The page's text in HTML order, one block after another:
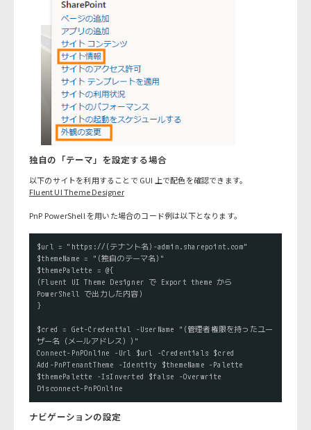
独自の「テーマ」を設定する場合
以下のサイトを利用することで GUI 上で配色を確認できます。
Fluent UI Theme Designer
PnP PowerShell を用いた場合のコード例は以下となります。
$url = "https://(テナント名)-admin.sharepoint.com"
$themeName = "(独自のテーマ名)"
$themePalette = @{
(Fluent UI Theme Designer で Export theme から
PowerShell で出力した内容)
}
$cred = Get-Credential -UserName "(管理者権限を持ったユー
ザー名（メールアドレス）)"
Connect-PnPOnline -Url $url -Credentials $cred
Add-PnPTenantTheme -Identity $themeName -Palette
$themePalette -IsInverted $false -Overwrite
Disconnect-PnPOnline
ナビゲーションの設定